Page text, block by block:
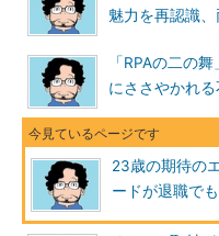
魅力を再認識
「RPAの二の
にささやかれ
23歳の期待の
ードが退職で